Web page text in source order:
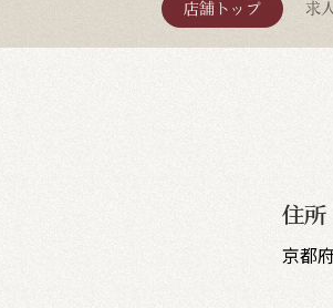
店舗トップ 求人
住所
京都